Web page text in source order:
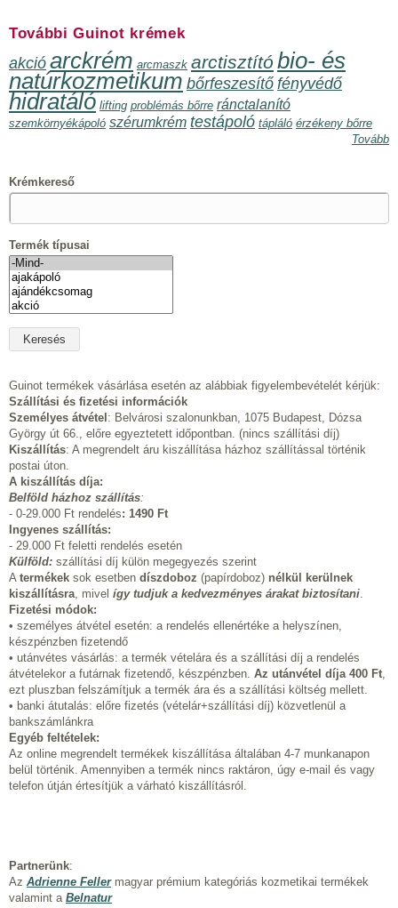
További Guinot krémek
akció arckrém arcmaszk arctisztító bio- és
natúrkozmetikum bőrfeszesítő fényvédő
hidratáló lifting problémás bőrre ránctalanító
szemkörnyékápoló szérumkrém testápoló tápláló érzékeny bőrre
Tovább
Krémkereső
Termék típusai
Guinot termékek vásárlása esetén az alábbiak figyelembevételét kérjük:
Szállítási és fizetési információk
Személyes átvétel : Belvárosi szalonunkban, 1075 Budapest, Dózsa
György út 66., előre egyeztetett időpontban. (nincs szállítási díj)
Kiszállítás: A megrendelt áru kiszállítása házhoz szállítással történik
postai úton.
A kiszállítás díja:
Belföld házhoz szállítás:
- 0-29.000 Ft rendelés: 1490 Ft
Ingyenes szállítás:
- 29.000 Ft feletti rendelés esetén
Külföld: szállítási díj külön megegyezés szerint
A termékek sok esetben díszdoboz (papírdoboz) nélkül kerülnek
kiszállításra, mivel így tudjuk a kedvezményes árakat biztosítani.
Fizetési módok:
• személyes átvétel esetén: a rendelés ellenértéke a helyszínen,
készpénzben fizetendő
• utánvétes vásárlás: a termék vételára és a szállítási díj a rendelés
átvételekor a futárnak fizetendő, készpénzben. Az utánvétel díja 400 Ft,
ezt pluszban felszámítjuk a termék ára és a szállítási költség mellett.
• banki átutalás: előre fizetés (vételár+szállítási díj) közvetlenül a
bankszámlánkra
Egyéb feltételek:
Az online megrendelt termékek kiszállítása általában 4-7 munkanapon
belül történik. Amennyiben a termék nincs raktáron, úgy e-mail és vagy
telefon útján értesítjük a várható kiszállításról.
Partnerünk:
Az Adrienne Fellermagyar prémium kategóriás kozmetikai termékek
valamint a Belnatur